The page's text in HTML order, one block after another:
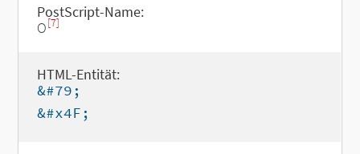
PostScript-Name:
O[7]
HTML-Entität:
&#79;
&#x4F;